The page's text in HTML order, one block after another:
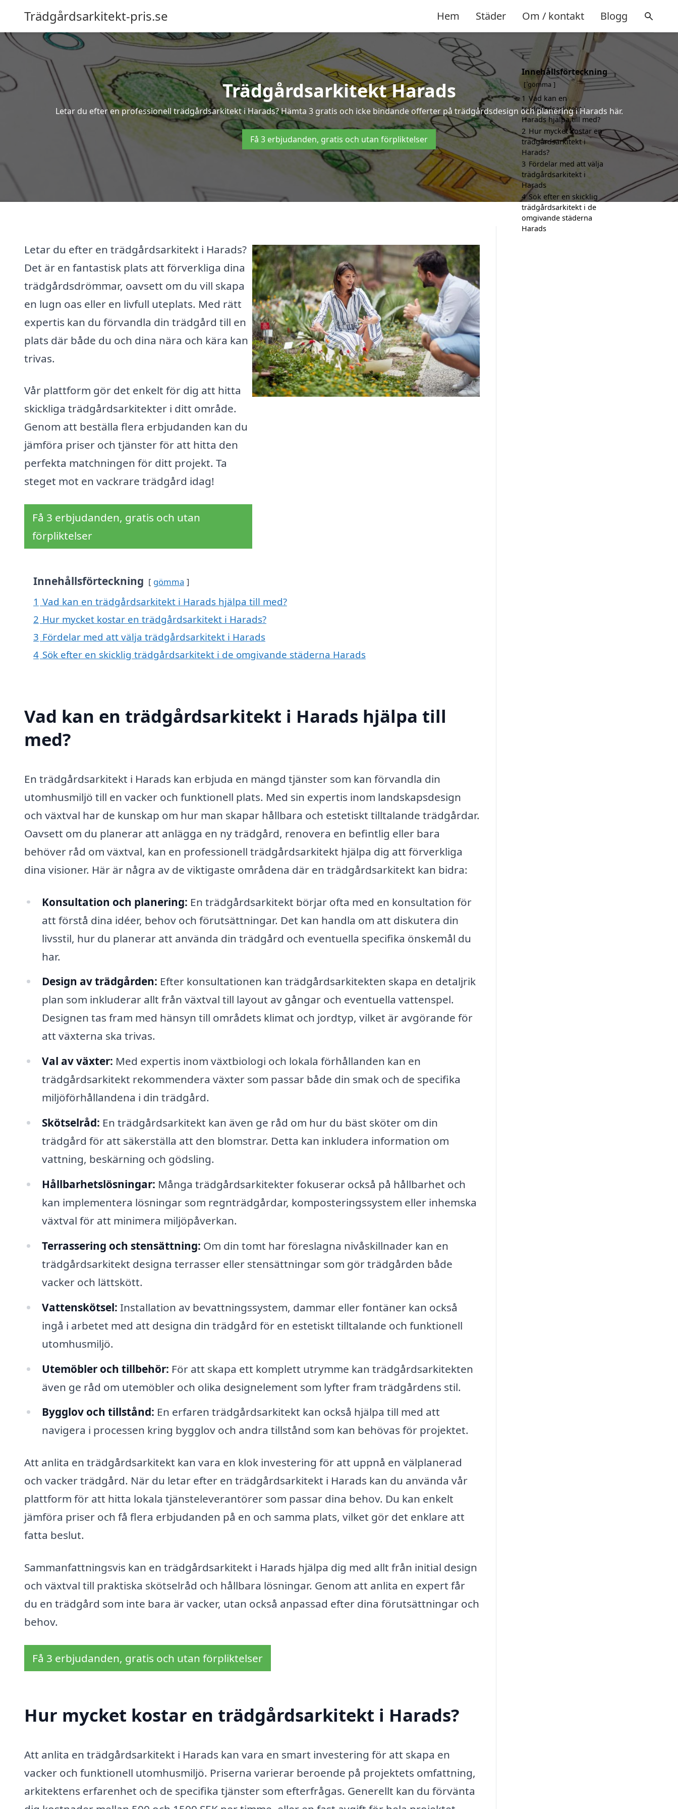
Trädgårdsarkitekt-pris.se Hem Städer Om / kontakt Blogg
Trädgårdsarkitekt Harads
Letar du efter en professionell trädgårdsarkitekt i Harads? Hämta 3 gratis och icke bindande offerter på trädgårdsdesign och planering i Harads här.
Få 3 erbjudanden, gratis och utan förpliktelser
Letar du efter en trädgårdsarkitekt i Harads?
Det är en fantastisk plats att förverkliga dina
trädgårdsdrömmar, oavsett om du vill skapa
en lugn oas eller en livfull uteplats. Med rätt
expertis kan du förvandla din trädgård till en
plats där både du och dina nära och kära kan
trivas.
Vår plattform gör det enkelt för dig att hitta
skickliga trädgårdsarkitekter i ditt område.
Genom att beställa flera erbjudanden kan du
jämföra priser och tjänster för att hitta den
perfekta matchningen för ditt projekt. Ta
steget mot en vackrare trädgård idag!
Få 3 erbjudanden, gratis och utan
förpliktelser
Innehållsförteckning gömma
1 Vad kan en trädgårdsarkitekt i Harads hjälpa till med?
2 Hur mycket kostar en trädgårdsarkitekt i Harads?
3 Fördelar med att välja trädgårdsarkitekt i Harads
4 Sök efter en skicklig trädgårdsarkitekt i de omgivande städerna Harads
Vad kan en trädgårdsarkitekt i Harads hjälpa till
med?
En trädgårdsarkitekt i Harads kan erbjuda en mängd tjänster som kan förvandla din
utomhusmiljö till en vacker och funktionell plats. Med sin expertis inom landskapsdesign
och växtval har de kunskap om hur man skapar hållbara och estetiskt tilltalande trädgårdar.
Oavsett om du planerar att anlägga en ny trädgård, renovera en befintlig eller bara
behöver råd om växtval, kan en professionell trädgårdsarkitekt hjälpa dig att förverkliga
dina visioner. Här är några av de viktigaste områdena där en trädgårdsarkitekt kan bidra:
Konsultation och planering: En trädgårdsarkitekt börjar ofta med en konsultation för
att förstå dina idéer, behov och förutsättningar. Det kan handla om att diskutera din
livsstil, hur du planerar att använda din trädgård och eventuella specifika önskemål du
har.
Design av trädgården: Efter konsultationen kan trädgårdsarkitekten skapa en detaljrik
plan som inkluderar allt från växtval till layout av gångar och eventuella vattenspel.
Designen tas fram med hänsyn till områdets klimat och jordtyp, vilket är avgörande för
att växterna ska trivas.
Val av växter: Med expertis inom växtbiologi och lokala förhållanden kan en
trädgårdsarkitekt rekommendera växter som passar både din smak och de specifika
miljöförhållandena i din trädgård.
Skötselråd: En trädgårdsarkitekt kan även ge råd om hur du bäst sköter om din
trädgård för att säkerställa att den blomstrar. Detta kan inkludera information om
vattning, beskärning och gödsling.
Hållbarhetslösningar: Många trädgårdsarkitekter fokuserar också på hållbarhet och
kan implementera lösningar som regnträdgårdar, komposteringssystem eller inhemska
växtval för att minimera miljöpåverkan.
Terrassering och stensättning: Om din tomt har föreslagna nivåskillnader kan en
trädgårdsarkitekt designa terrasser eller stensättningar som gör trädgården både
vacker och lättskött.
Vattenskötsel: Installation av bevattningssystem, dammar eller fontäner kan också
ingå i arbetet med att designa din trädgård för en estetiskt tilltalande och funktionell
utomhusmiljö.
Utemöbler och tillbehör: För att skapa ett komplett utrymme kan trädgårdsarkitekten
även ge råd om utemöbler och olika designelement som lyfter fram trädgårdens stil.
Bygglov och tillstånd: En erfaren trädgårdsarkitekt kan också hjälpa till med att
navigera i processen kring bygglov och andra tillstånd som kan behövas för projektet.
Att anlita en trädgårdsarkitekt kan vara en klok investering för att uppnå en välplanerad
och vacker trädgård. När du letar efter en trädgårdsarkitekt i Harads kan du använda vår
plattform för att hitta lokala tjänsteleverantörer som passar dina behov. Du kan enkelt
jämföra priser och få flera erbjudanden på en och samma plats, vilket gör det enklare att
fatta beslut.
Sammanfattningsvis kan en trädgårdsarkitekt i Harads hjälpa dig med allt från initial design
och växtval till praktiska skötselråd och hållbara lösningar. Genom att anlita en expert får
du en trädgård som inte bara är vacker, utan också anpassad efter dina förutsättningar och
behov.
Få 3 erbjudanden, gratis och utan förpliktelser
Hur mycket kostar en trädgårdsarkitekt i Harads?
Att anlita en trädgårdsarkitekt i Harads kan vara en smart investering för att skapa en
vacker och funktionell utomhusmiljö. Priserna varierar beroende på projektets omfattning,
arkitektens erfarenhet och de specifika tjänster som efterfrågas. Generellt kan du förvänta
Innehållsförteckning
gömma
1 Vad kan en
trädgårdsarkitekt i
Harads hjälpa till med?
2 Hur mycket kostar en
trädgårdsarkitekt i
Harads?
3 Fördelar med att välja
trädgårdsarkitekt i
Harads
4 Sök efter en skicklig
trädgårdsarkitekt i de
omgivande städerna
Harads